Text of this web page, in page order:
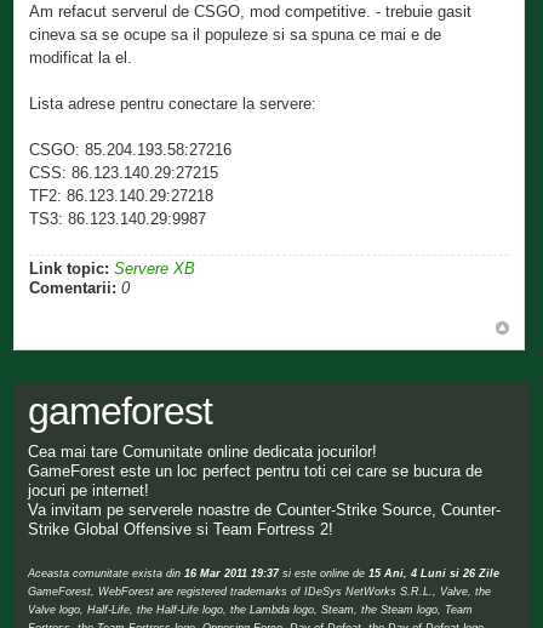
Am refacut serverul de CSGO, mod competitive. - trebuie gasit
cineva sa se ocupe sa il populeze si sa spuna ce mai e de
modificat la el.
Lista adrese pentru conectare la servere:
CSGO: 85.204.193.58:27216
CSS: 86.123.140.29:27215
TF2: 86.123.140.29:27218
TS3: 86.123.140.29:9987
Link topic: Servere XB
Comentarii: 0
gameforest
Cea mai tare Comunitate online dedicata jocurilor!
GameForest este un loc perfect pentru toti cei care se bucura de
jocuri pe internet!
Va invitam pe serverele noastre de Counter-Strike Source, Counter-
Strike Global Offensive si Team Fortress 2!
Aceasta comunitate exista din16 Mar 2011 19:37si este online de15 Ani, 4 Luni si 26 Zile
GameForest, WebForest are registered trademarks of IDeSys NetWorks S.R.L., Valve, the
Valve logo, Half-Life, the Half-Life logo, the Lambda logo, Steam, the Steam logo, Team